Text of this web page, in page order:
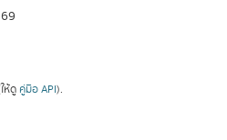
ห้ดู คู่มือ API).